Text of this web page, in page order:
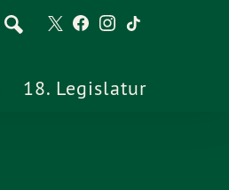
18. Legislatur